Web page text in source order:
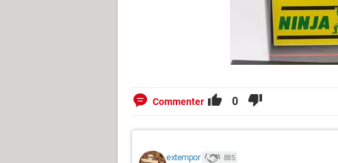
Commenter 0
extempor 885